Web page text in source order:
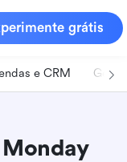
grátis
e CRM